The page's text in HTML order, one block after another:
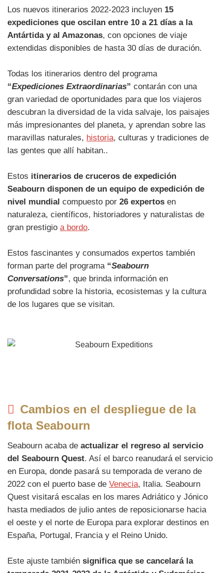
Los nuevos itinerarios 2022-2023 incluyen 15
expediciones que oscilan entre 10 a 21 días a la
Antártida y al Amazonas, con opciones de viaje
extendidas disponibles de hasta 30 días de duración.
Todas los itinerarios dentro del programa
“Expediciones Extraordinarias” contarán con una
gran variedad de oportunidades para que los viajeros
descubran la diversidad de la vida salvaje, los paisajes
más impresionantes del planeta, y aprendan sobre las
maravillas naturales, historia, culturas y tradiciones de
las gentes que allí habitan..
Estos itinerarios de cruceros de expedición
Seabourn disponen de un equipo de expedición de
nivel mundial compuesto por 26 expertos en
naturaleza, científicos, historiadores y naturalistas de
gran prestigio a bordo.
Estos fascinantes y consumados expertos también
forman parte del programa “Seabourn
Conversations”, que brinda información en
profundidad sobre la historia, ecosistemas y la cultura
de los lugares que se visitan.
Cambios en el despliegue de la
flota Seabourn
Seabourn acaba de actualizar el regreso al servicio
del Seabourn Quest. Así el barco reanudará el servicio
en Europa, donde pasará su temporada de verano de
2022 con el puerto base de Venecia, Italia. Seabourn
Quest visitará escalas en los mares Adriático y Jónico
hasta mediados de julio antes de reposicionarse hacia
el oeste y el norte de Europa para explorar destinos en
España, Portugal, Francia y el Reino Unido.
Este ajuste también significa que se cancelará la